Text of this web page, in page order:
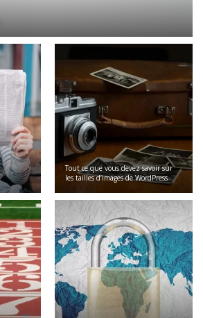
Tout ce que vous devez savoir sur
les tailles d’images de WordPress